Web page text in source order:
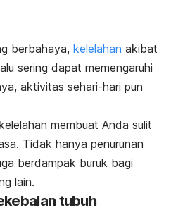
berbahaya, kelelahan akibat
sering dapat memengaruhi
aktivitas sehari-hari pun
membuat Anda sulit
Tidak hanya penurunan
berdampak buruk bagi
lain.
tubuh